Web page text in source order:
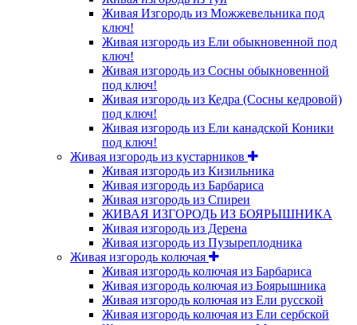
Живая Изгородь из Можжевельника под
ключ!
Живая изгородь из Ели обыкновенной под
ключ!
Живая изгородь из Сосны обыкновенной
под ключ!
Живая изгородь из Кедра (Сосны кедровой)
под ключ!
Живая изгородь из Ели канадской Коники
под ключ!
Живая изгородь из кустарников
Живая изгородь из Кизильника
Живая изгородь из Барбариса
Живая изгородь из Спиреи
ЖИВАЯ ИЗГОРОДЬ ИЗ БОЯРЫШНИКА
Живая изгородь из Дерена
Живая изгородь из Пузыреплодника
Живая изгородь колючая
Живая изгородь колючая из Барбариса
Живая изгородь колючая из Боярышника
Живая изгородь колючая из Ели русской
Живая изгородь колючая из Ели сербской